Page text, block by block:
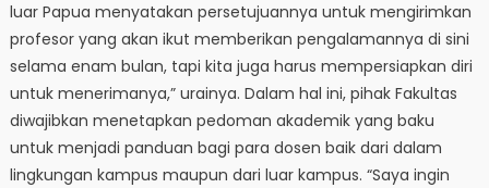
luar Papua menyatakan persetujuannya untuk mengirimkan
profesor yang akan ikut memberikan pengalamannya di sini
selama enam bulan, tapi kita juga harus mempersiapkan diri
untuk menerimanya,” urainya. Dalam hal ini, pihak Fakultas
diwajibkan menetapkan pedoman akademik yang baku
untuk menjadi panduan bagi para dosen baik dari dalam
lingkungan kampus maupun dari luar kampus. “Saya ingin